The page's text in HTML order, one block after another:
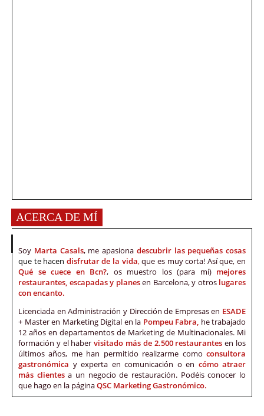
ACERCA DE MÍ
Soy Marta Casals, me apasiona descubrir las pequeñas cosas
que te hacen disfrutar de la vida,que es muy corta! Así que, en
Qué se cuece en Bcn?, os muestro los (para mí) mejores
restaurantes, escapadas y planesen Barcelona, y otros lugares
con encanto.
Licenciada en Administración y Dirección de Empresas en ESADE
+ Master en Marketing Digital en la Pompeu Fabra, he trabajado
12 años en departamentos de Marketing de Multinacionales. Mi
formación y el habervisitado más de 2.500 restaurantes en los
últimos años, me han permitido realizarme como consultora
gastronómica y experta en comunicación o en cómo atraer
más clientes a un negocio de restauración. Podéis conocer lo
que hago en la páginaQSC Marketing Gastronómico.